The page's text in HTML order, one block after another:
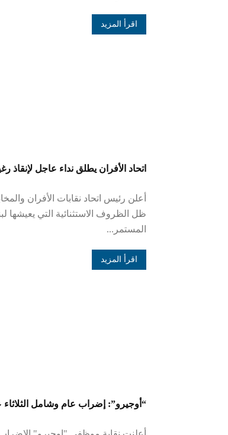
اقرأ المزيد
اتحاد الأفران يطلق نداء عاجل لإنقاذ
أعلن رئيس اتحاد نقابات الأفران
ظل الظروف الاستثنائية التي يعيشها
المستمر...
اقرأ المزيد
“أوجيرو”: إضراب عام وشامل الثلاثاء